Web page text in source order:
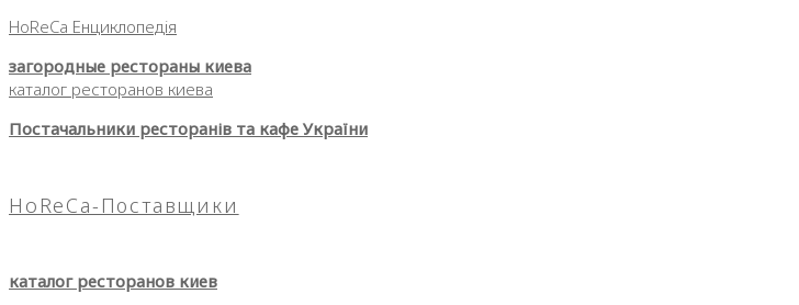
HoReCa Енциклопедія
загородные рестораны киева
каталог ресторанов киева
Постачальники ресторанів та кафе України
HoReCa-Поставщики
каталог ресторанов киев